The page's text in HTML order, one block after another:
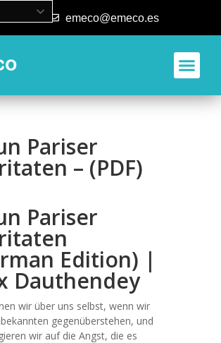
50 80 emeco@emeco.es
Pariser
– (PDF)
Pariser
Edition) |
Dauthendey
wir über uns selbst, wenn wir
gegenüberstehen, und
wir auf die Angst, die es